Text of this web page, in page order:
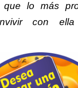
que lo más
con